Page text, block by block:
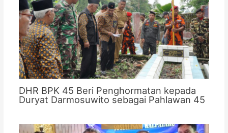
DHR BPK 45 Beri Penghormatan kepada
Duryat Darmosuwito sebagai Pahlawan 45